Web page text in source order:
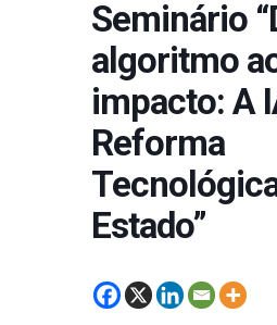
Seminário
algoritmo
impacto: A
Reforma
Estado”